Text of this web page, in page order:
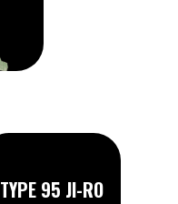
TYPE 95 JI-RO